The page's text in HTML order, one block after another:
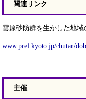
関連リンク
雲原砂防群を生かした地域
www.pref.kyoto.jp/chutan/
主催